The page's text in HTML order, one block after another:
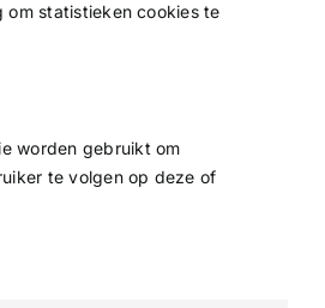
om statistieken cookies te
worden gebruikt om
te volgen op deze of